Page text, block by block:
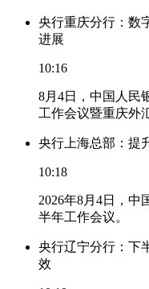
央行重庆分行：数
进展
10:16
8月4日，中国人民
工作会议暨重庆外
央行上海总部：提
10:18
2026年8月4日，中
半年工作会议。
央行辽宁分行：下
效